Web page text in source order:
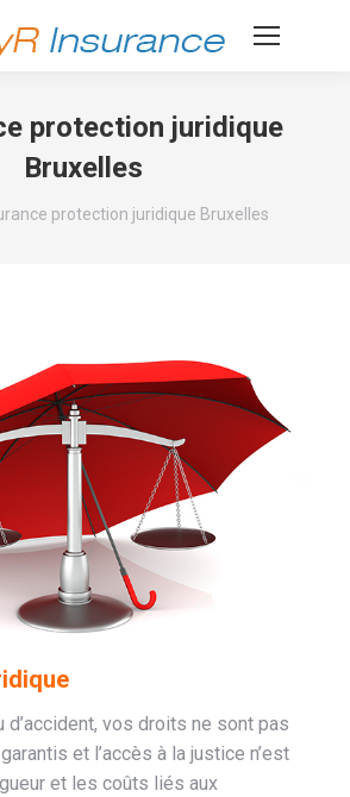
protection juridique
Bruxelles
protection juridique Bruxelles
d’accident, vos droits ne sont pas
et l’accès à la justice n’est
et les coûts liés aux